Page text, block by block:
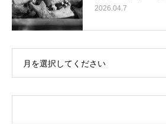
2026.04.7
月を選択してください